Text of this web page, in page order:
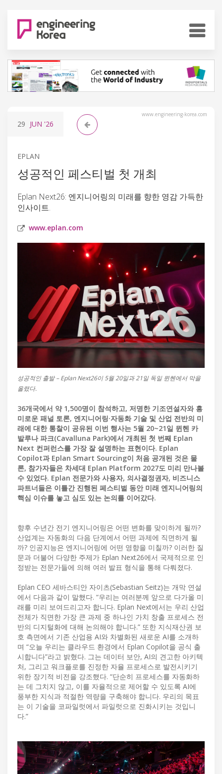
www.engineering-korea.com
29 JUN '26
EPLAN
성공적인 페스티벌 첫 개최
Eplan Next26: 엔지니어링의 미래를 향한 영감 가득한
인사이트.
www.eplan.com
성공적인 출발 – Eplan Next26이 5월 20일과 21일 독일 뮌헨에서 막을
올렸다.
36개국에서 약 1,500명이 참석하고, 저명한 기조연설자와 흥
미로운 패널 토론, 엔지니어링·자동화 기술 및 산업 전반의 미
래에 대한 통찰이 공유된 이번 행사는 5월 20~21일 뮌헨 카
발루나 파크(Cavalluna Park)에서 개최된 첫 번째 Eplan
Next 컨퍼런스를 가장 잘 설명하는 표현이다. Eplan
Copilot과 Eplan Smart Sourcing이 처음 공개된 것은 물
론, 참가자들은 차세대 Eplan Platform 2027도 미리 만나볼
수 있었다. Eplan 전문가와 사용자, 의사결정권자, 비즈니스
파트너들은 이틀간 진행된 페스티벌 동안 미래 엔지니어링의
핵심 이슈를 놓고 심도 있는 논의를 이어갔다.
향후 수년간 전기 엔지니어링은 어떤 변화를 맞이하게 될까?
산업계는 자동화의 다음 단계에서 어떤 과제에 직면하게 될
까? 인공지능은 엔지니어링에 어떤 영향을 미칠까? 이러한 질
문과 더불어 다양한 주제가 Eplan Next26에서 국제적으로 인
정받는 전문가들에 의해 여러 발표 형식을 통해 다뤄졌다.
Eplan CEO 세바스티안 자이츠(Sebastian Seitz)는 개막 연설
에서 다음과 같이 말했다. “우리는 여러분께 앞으로 다가올 미
래를 미리 보여드리고자 합니다. Eplan Next에서는 우리 산업
전체가 직면한 가장 큰 과제 중 하나인 가치 창출 프로세스 전
반의 디지털화에 대해 논의해야 합니다.” 또한 지식재산권 보
호 측면에서 기존 산업용 AI와 차별화된 새로운 AI를 소개하
며 “오늘 우리는 클라우드 환경에서 Eplan Copilot을 공식 출
시합니다”라고 밝혔다. 그는 데이터 보안, AI의 견고한 아키텍
처, 그리고 워크플로를 진정한 자율 프로세스로 발전시키기
위한 장기적 비전을 강조했다. “단순히 프로세스를 자동화하
는 데 그치지 않고, 이를 자율적으로 제어할 수 있도록 AI에
풍부한 지식과 적절한 역량을 구축해야 합니다. 우리의 목표
는 이 기술을 코파일럿에서 파일럿으로 진화시키는 것입니
다.”